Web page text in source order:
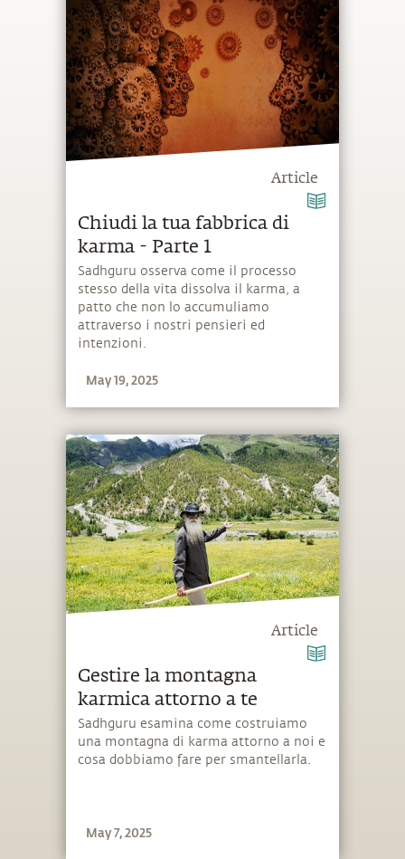
Article
Chiudi la tua fabbrica di
karma - Parte 1
Sadhguru osserva come il processo
stesso della vita dissolva il karma, a
patto che non lo accumuliamo
attraverso i nostri pensieri ed
intenzioni.
May 19, 2025
Article
Gestire la montagna
karmica attorno a te
Sadhguru esamina come costruiamo
una montagna di karma attorno a noi e
cosa dobbiamo fare per smantellarla.
May 7, 2025